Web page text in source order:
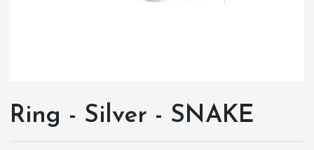
Ring - Silver - SNAKE